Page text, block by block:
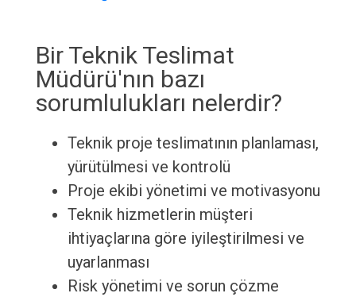
Bir Teknik Teslimat
Müdürü'nın bazı
sorumlulukları nelerdir?
Teknik proje teslimatının planlaması,
yürütülmesi ve kontrolü
Proje ekibi yönetimi ve motivasyonu
Teknik hizmetlerin müşteri
ihtiyaçlarına göre iyileştirilmesi ve
uyarlanması
Risk yönetimi ve sorun çözme